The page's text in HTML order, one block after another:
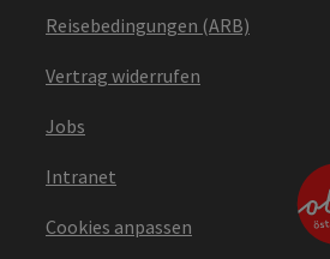
Reisebedingungen (ARB)
Vertrag widerrufen
Jobs
Intranet
Cookies anpassen